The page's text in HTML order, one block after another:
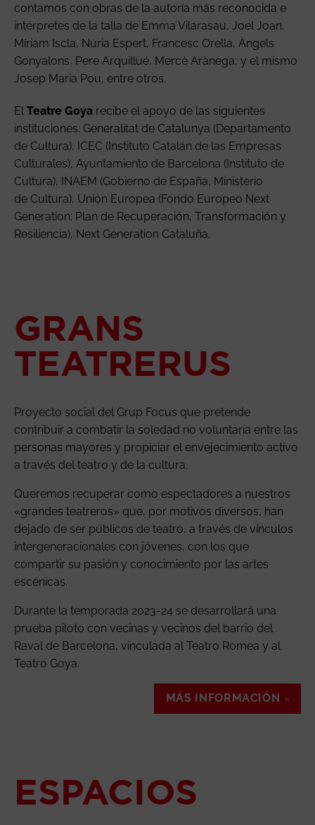
contamos con obras de la autoría más reconocida e
intérpretes de la talla de Emma Vilarasau, Joel Joan,
Míriam Iscla, Nuria Espert, Francesc Orella, Àngels
Gonyalons, Pere Arquillué, Mercè Arànega, y el mismo
Josep Maria Pou, entre otros.
El Teatre Goya recibe el apoyo de las siguientes
instituciones: Generalitat de Catalunya (Departamento
de Cultura), ICEC (Instituto Catalán de las Empresas
Culturales), Ayuntamiento de Barcelona (Instituto de
Cultura), INAEM (Gobierno de España, Ministerio
de Cultura), Unión Europea (Fondo Europeo Next
Generation; Plan de Recuperación, Transformación y
Resiliencia), Next Generation Cataluña.
GRANS
TEATRERUS
Proyecto social del Grup Focus que pretende
contribuir a combatir la soledad no voluntaria entre las
personas mayores y propiciar el envejecimiento activo
a través del teatro y de la cultura.
Queremos recuperar como espectadores a nuestros
«grandes teatreros» que, por motivos diversos, han
dejado de ser públicos de teatro, a través de vínculos
intergeneracionales con jóvenes, con los que
compartir su pasión y conocimiento por las artes
escénicas.
Durante la temporada 2023-24 se desarrollará una
prueba piloto con vecinas y vecinos del barrio del
Raval de Barcelona, vinculada al Teatro Romea y al
Teatro Goya.
MÁS INFORMACIÓN
ESPACIOS